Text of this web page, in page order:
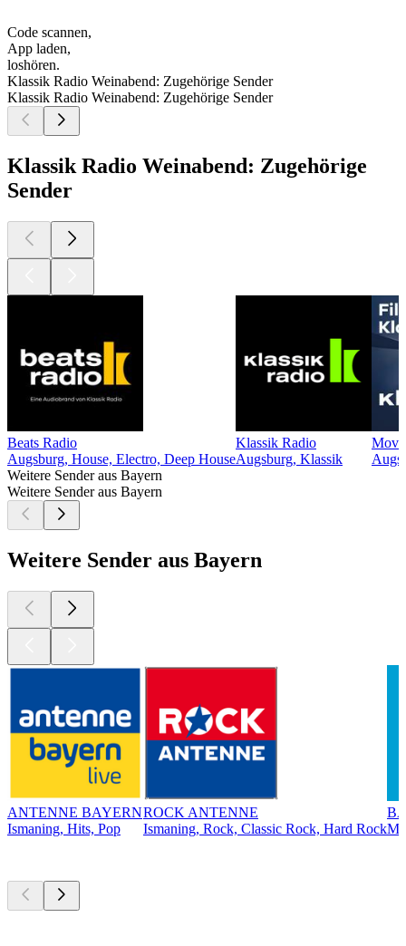
Code scannen,
App laden,
loshören.
Klassik Radio Weinabend: Zugehörige Sender
Klassik Radio Weinabend: Zugehörige Sender
Klassik Radio Weinabend: Zugehörige
Sender
Beats Radio
Augsburg, House, Electro, Deep House
Klassik Radio
Augsburg, Klassik
Weitere Sender aus Bayern
Weitere Sender aus Bayern
Weitere Sender aus Bayern
ANTENNE BAYERN
Ismaning, Hits, Pop
ROCK ANTENNE
Ismaning, Rock, Classic Rock, Hard Rock